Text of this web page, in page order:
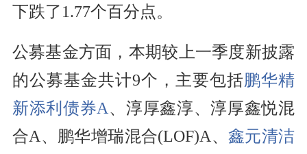
下跌了1.77个百分点。
公募基金方面，本期较上一季度新披露
的公募基金共计9个，主要包括鹏华精
新添利债券A、淳厚鑫淳、淳厚鑫悦混
合A、鹏华增瑞混合(LOF)A、 鑫元清洁